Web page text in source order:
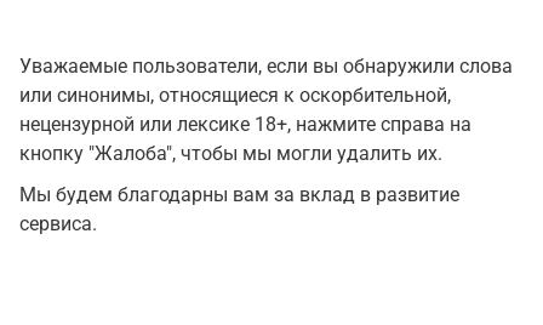
Уважаемые пользователи, если вы обнаружили слова
или синонимы, относящиеся к оскорбительной,
нецензурной или лексике 18+, нажмите справа на
кнопку "Жалоба", чтобы мы могли удалить их.
Мы будем благодарны вам за вклад в развитие
сервиса.